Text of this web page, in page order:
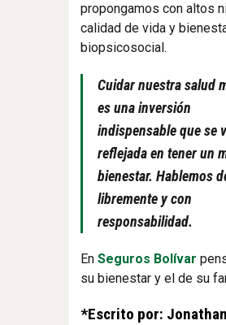
propongamos con altos
calidad de vida y
biopsicosocial.
Cuidar nuestra salud
es una inversión
indispensable que se
reflejada en tener un
bienestar. Hablemos
libremente y con
responsabilidad.
En Seguros Bolívar
su bienestar y el de su
*Escrito por: